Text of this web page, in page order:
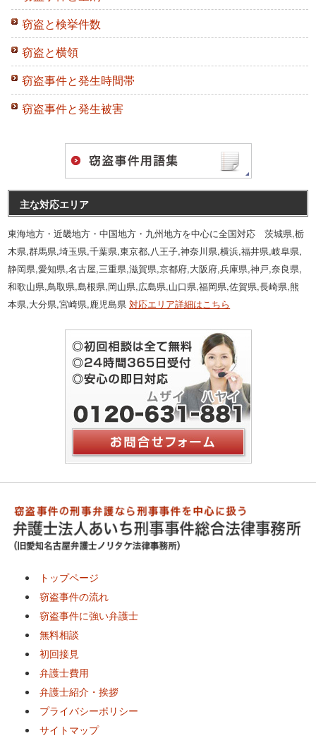
窃盗と検挙件数
窃盗と横領
窃盗事件と発生時間帯
窃盗事件と発生被害
主な対応エリア
東海地方・近畿地方・中国地方・九州地方を中心に全国対応 茨城県,栃
木県,群馬県,埼玉県,千葉県,東京都,八王子,神奈川県,横浜,福井県,岐阜県,
静岡県,愛知県,名古屋,三重県,滋賀県,京都府,大阪府,兵庫県,神戸,奈良県,
和歌山県,鳥取県,島根県,岡山県,広島県,山口県,福岡県,佐賀県,長崎県,熊
本県,大分県,宮崎県,鹿児島県対応エリア詳細はこちら
トップページ
窃盗事件の流れ
窃盗事件に強い弁護士
無料相談
初回接見
弁護士費用
弁護士紹介・挨拶
プライバシーポリシー
サイトマップ